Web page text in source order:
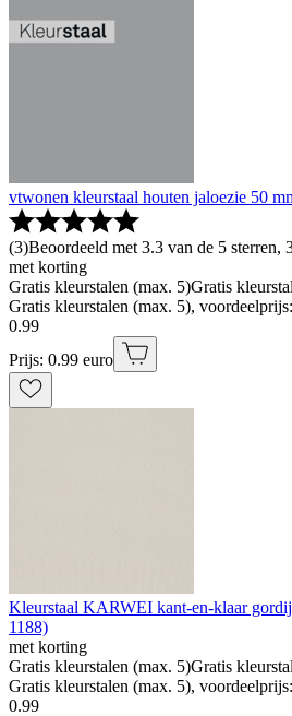
vtwonen kleurstaal houten jaloezie 50
(3)Beoordeeld met 3.3 van de 5 sterren,
met korting
Gratis kleurstalen (max. 5)Gratis
Gratis kleurstalen (max. 5),
0.99
Prijs: 0.99 euro
Kleurstaal KARWEI kant-en-klaar
1188)
met korting
Gratis kleurstalen (max. 5)Gratis
Gratis kleurstalen (max. 5),
0.99